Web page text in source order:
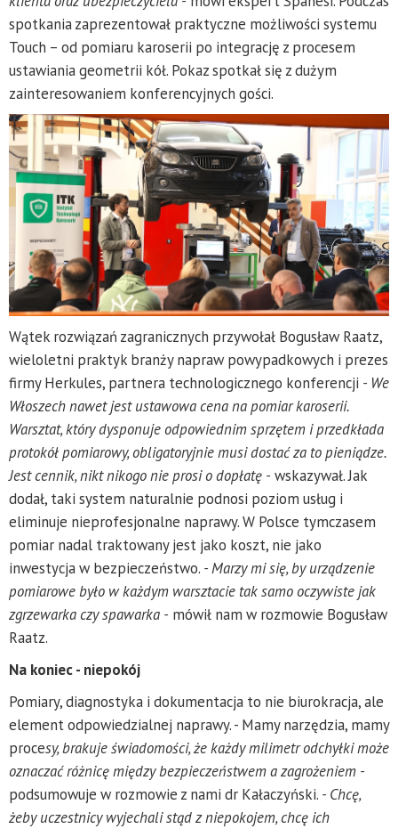
spotkania zaprezentował praktyczne możliwości systemu
Touch – od pomiaru karoserii po integrację z procesem
ustawiania geometrii kół. Pokaz spotkał się z dużym
zainteresowaniem konferencyjnych gości.
Wątek rozwiązań zagranicznych przywołał Bogusław Raatz,
wieloletni praktyk branży napraw powypadkowych i prezes
firmy Herkules, partnera technologicznego konferencji - We
Włoszech nawet jest ustawowa cena na pomiar karoserii.
Warsztat, który dysponuje odpowiednim sprzętem i przedkłada
protokół pomiarowy, obligatoryjnie musi dostać za to pieniądze.
Jest cennik, nikt nikogo nie prosi o dopłatę - wskazywał. Jak
dodał, taki system naturalnie podnosi poziom usług i
eliminuje nieprofesjonalne naprawy. W Polsce tymczasem
pomiar nadal traktowany jest jako koszt, nie jako
inwestycja w bezpieczeństwo. - Marzy mi się, by urządzenie
pomiarowe było w każdym warsztacie tak samo oczywiste jak
zgrzewarka czy spawarka - mówił nam w rozmowie Bogusław
Raatz.
Na koniec - niepokój
Pomiary, diagnostyka i dokumentacja to nie biurokracja, ale
element odpowiedzialnej naprawy. - Mamy narzędzia, mamy
procesy, brakuje świadomości, że każdy milimetr odchyłki może
oznaczać różnicę między bezpieczeństwem a zagrożeniem -
podsumowuje w rozmowie z nami dr Kałaczyński. - Chcę,
żeby uczestnicy wyjechali stąd z niepokojem, chcę ich